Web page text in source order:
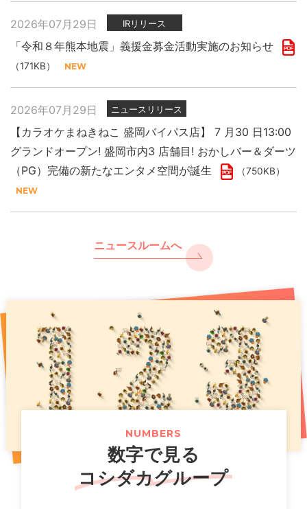
2026年07月29日 IRリリース
「令和８年熊本地震」義援金募金活動実施のお知らせ
（171KB）
2026年07月29日 ニュースリリース
【カラオケまねきねこ 盛岡バイパス店】 7 月30 日13:00
グランドオープン! 盛岡市内3 店舗目! おかしバー＆ダーツ
（PG）完備の新たなエンタメ空間が誕生
（750KB）
ニュースルームへ
「令和８年熊本地震」義援金募金活動実施のお知らせ
（171KB）
2026年07月14日 PR
「カラオケまねきねこ」フィリピン出店に関するお知らせ
2026年07月10日 適時開示
2026年8月期第３四半期 決算補足説明資料
プレスリリース
現代人のストレスをカラオケで浄化 年末年始は “歌で厄祓
（891KB）
2025年11月07日 プレスリリース
新上位ブランド「カラオケ金のまねきねこ」で大人のカラ
一覧
ニュースリリース
【カラオケまねきねこ 千歳駅前店】8月7日17:00グランド
オープン！ 千歳駅出てすぐ！駅直下の好ロケーションで
お得な記念イベントも開催！
（661KB）
2026年07月31日 ニュースリリース
ンドオープン!札幌平岸エリアに新たなエンタメ空間が誕
生!
NUMBERS
数字で見る
コシダカグループ